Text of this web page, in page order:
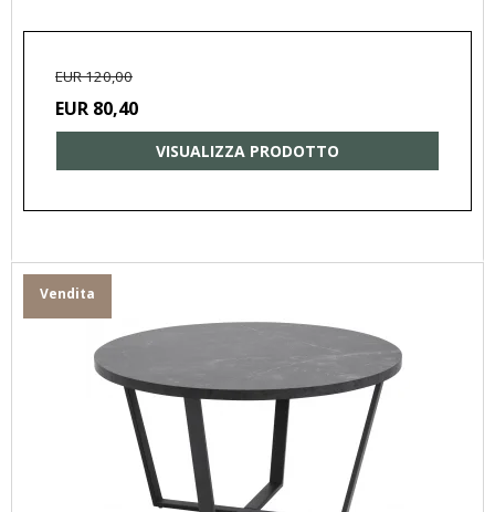
EUR 120,00
EUR 80,40
VISUALIZZA PRODOTTO
Vendita